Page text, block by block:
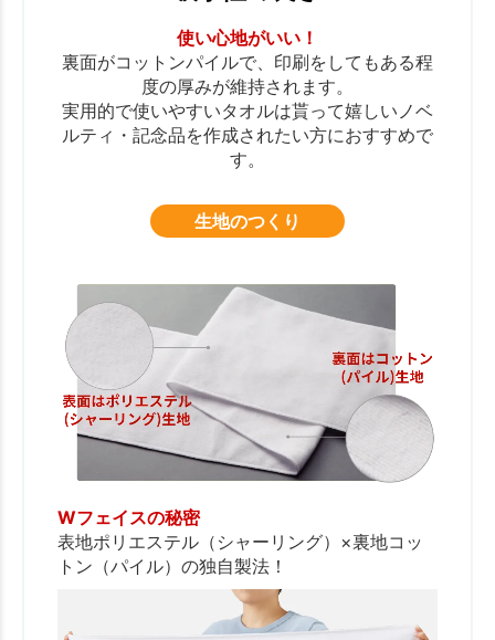
使い心地がいい！
裏面がコットンパイルで、印刷をしてもある程
度の厚みが維持されます。
実用的で使いやすいタオルは貰って嬉しいノベ
ルティ・記念品を作成されたい方におすすめで
す。
生地のつくり
Wフェイスの秘密
表地ポリエステル（シャーリング）×裏地コッ
トン（パイル）の独自製法！